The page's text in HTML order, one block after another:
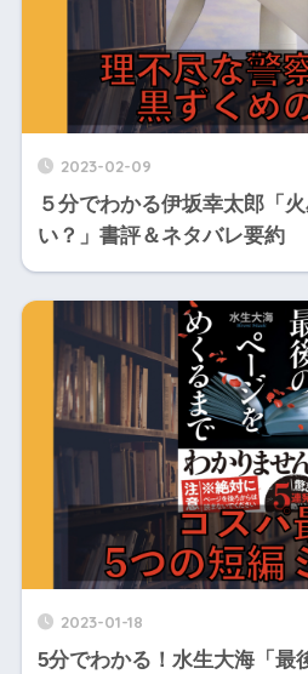
2023-02-09
５分でわかる伊坂幸太郎「
い？」書評＆ネタバレ要約
2023-01-18
5分でわかる！水生大海「最